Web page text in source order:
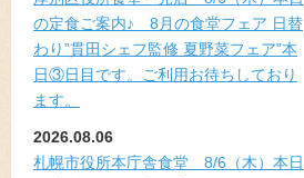
の定食ご案内♪ 8月の食堂フェア 日替
わり”貫田シェフ監修 夏野菜フェア”本
日③日目です。ご利用お待ちしており
ます。
2026.08.06
札幌市役所本庁舎食堂 8/6（木）本日